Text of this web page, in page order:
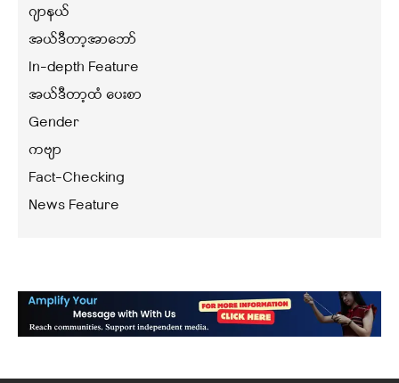
ဂျာနယ်
အယ်ဒီတာ့အာဘော်
In-depth Feature
အယ်ဒီတာ့ထံ ပေးစာ
Gender
ကဗျာ
Fact-Checking
News Feature